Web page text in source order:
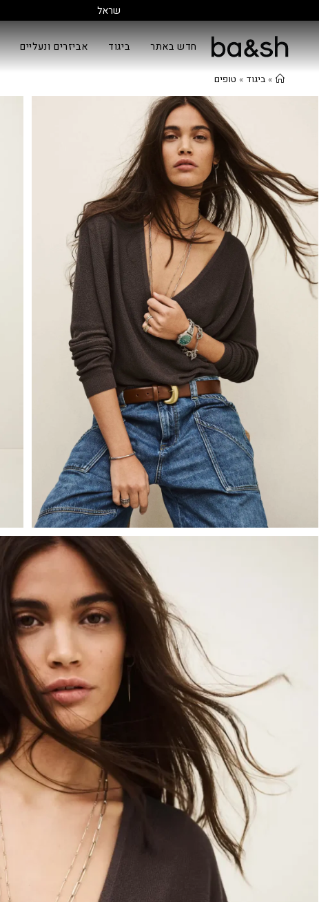
חדש באתר ביגוד אביזרים ונעליים
» ביגוד » טופים